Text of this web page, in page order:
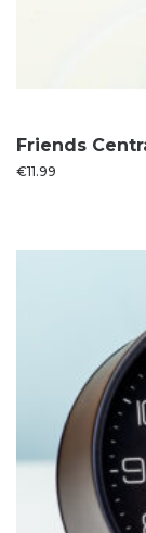
Friends
€11.99